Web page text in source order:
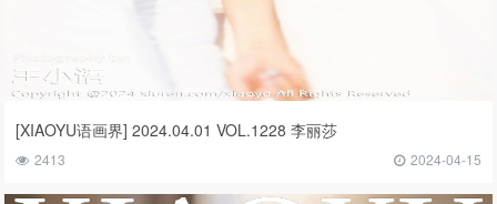
[XIAOYU语画界] 2024.04.01 VOL.1228 李丽莎
2413 2024-04-15